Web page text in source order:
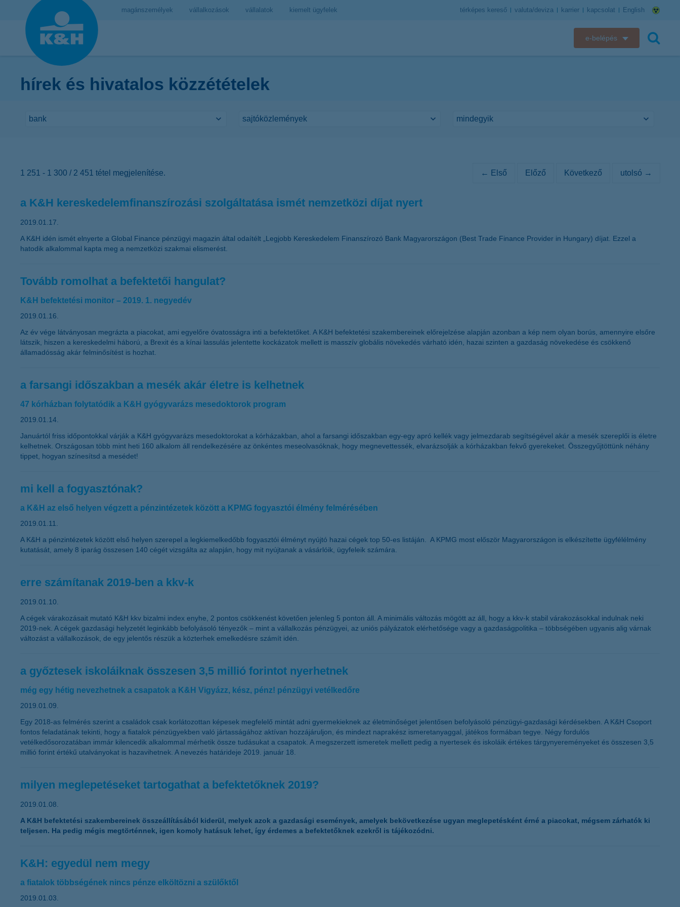
magánszemélyek vállalkozások vállalatok kiemelt ügyfelek térképes kereső valuta/deviza karrier kapcsolat English
e-belépés
K&H token megújítás
hírek és hivatalos közzétételek
1 251 - 1 300 / 2 451 tétel megjelenítése. ← Első Előző Következő utolsó →
a K&H kereskedelemfinanszírozási szolgáltatása ismét nemzetközi díjat nyert
2019.01.17.
A K&H idén ismét elnyerte a Global Finance pénzügyi magazin által odaítélt „Legjobb Kereskedelem Finanszírozó Bank Magyarországon (Best Trade Finance Provider in Hungary) díjat. Ezzel a
hatodik alkalommal kapta meg a nemzetközi szakmai elismerést.
Tovább romolhat a befektetői hangulat?
K&H befektetési monitor – 2019. 1. negyedév
2019.01.16.
Az év vége látványosan megrázta a piacokat, ami egyelőre óvatosságra inti a befektetőket. A K&H befektetési szakembereinek előrejelzése alapján azonban a kép nem olyan borús, amennyire elsőre
látszik, hiszen a kereskedelmi háború, a Brexit és a kínai lassulás jelentette kockázatok mellett is masszív globális növekedés várható idén, hazai szinten a gazdaság növekedése és csökkenő
államadósság akár felminősítést is hozhat.
a farsangi időszakban a mesék akár életre is kelhetnek
47 kórházban folytatódik a K&H gyógyvarázs mesedoktorok program
2019.01.14.
Januártól friss időpontokkal várják a K&H gyógyvarázs mesedoktorokat a kórházakban, ahol a farsangi időszakban egy-egy apró kellék vagy jelmezdarab segítségével akár a mesék szereplői is életre
kelhetnek. Országosan több mint heti 160 alkalom áll rendelkezésére az önkéntes meseolvasóknak, hogy megnevettessék, elvarázsolják a kórházakban fekvő gyerekeket. Összegyűjtöttünk néhány
tippet, hogyan színesítsd a mesédet!
mi kell a fogyasztónak?
a K&H az első helyen végzett a pénzintézetek között a KPMG fogyasztói élmény felmérésében
2019.01.11.
A K&H a pénzintézetek között első helyen szerepel a legkiemelkedőbb fogyasztói élményt nyújtó hazai cégek top 50-es listáján. A KPMG most először Magyarországon is elkészítette ügyfélélmény
kutatását, amely 8 iparág összesen 140 cégét vizsgálta az alapján, hogy mit nyújtanak a vásárlóik, ügyfeleik számára.
erre számítanak 2019-ben a kkv-k
2019.01.10.
A cégek várakozásait mutató K&H kkv bizalmi index enyhe, 2 pontos csökkenést követően jelenleg 5 ponton áll. A minimális változás mögött az áll, hogy a kkv-k stabil várakozásokkal indulnak neki
2019-nek. A cégek gazdasági helyzetét leginkább befolyásoló tényezők – mint a vállalkozás pénzügyei, az uniós pályázatok elérhetősége vagy a gazdaságpolitika – többségében ugyanis alig várnak
változást a vállalkozások, de egy jelentős részük a közterhek emelkedésre számít idén.
a győztesek iskoláiknak összesen 3,5 millió forintot nyerhetnek
még egy hétig nevezhetnek a csapatok a K&H Vigyázz, kész, pénz! pénzügyi vetélkedőre
2019.01.09.
Egy 2018-as felmérés szerint a családok csak korlátozottan képesek megfelelő mintát adni gyermekieknek az életminőséget jelentősen befolyásoló pénzügyi-gazdasági kérdésekben. A K&H Csoport
fontos feladatának tekinti, hogy a fiatalok pénzügyekben való jártasságához aktívan hozzájáruljon, és mindezt naprakész ismeretanyaggal, játékos formában tegye. Négy fordulós
vetélkedősorozatában immár kilencedik alkalommal mérhetik össze tudásukat a csapatok. A megszerzett ismeretek mellett pedig a nyertesek és iskoláik értékes tárgynyereményeket és összesen 3,5
millió forint értékű utalványokat is hazavihetnek. A nevezés határideje 2019. január 18.
milyen meglepetéseket tartogathat a befektetőknek 2019?
2019.01.08.
A K&H befektetési szakembereinek összeállításából kiderül, melyek azok a gazdasági események, amelyek bekövetkezése ugyan meglepetésként érné a piacokat, mégsem zárhatók ki
teljesen. Ha pedig mégis megtörténnek, igen komoly hatásuk lehet, így érdemes a befektetőknek ezekről is tájékozódni.
K&H: egyedül nem megy
a fiatalok többségének nincs pénze elköltözni a szülőktől
2019.01.03.